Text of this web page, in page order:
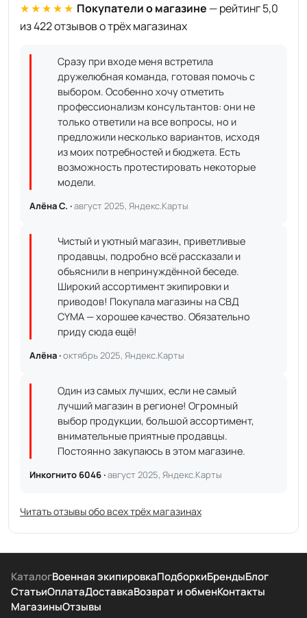
★★★★★ Покупатели о магазине — рейтинг 5,0
из 422 отзывов о трёх магазинах
Сразу при входе меня встретила
дружелюбная команда, готовая помочь с
выбором. Особенно хочу отметить
профессионализм консультантов: они не
только ответили на все вопросы, но и
предложили несколько вариантов, исходя
из моих потребностей и бюджета. Есть
возможность протестировать некоторые
модели.
Алёна С. ·август 2025, Яндекс.Карты
Чистый и уютный магазин, приветливые
продавцы, подробно всё рассказали и
объяснили в непринуждённой беседе.
Широкий ассортимент экипировки и
приводов! Покупала магазины на СВД
CYMA — хорошее качество. Обязательно
приду сюда ещё!
Алёна ·октябрь 2025, Яндекс.Карты
Один из самых лучших, если не самый
лучший магазин в регионе! Огромный
выбор продукции, большой ассортимент,
внимательные приятные продавцы.
Постоянно закупаюсь в этом магазине.
Инкогнито 6046 ·август 2025, Яндекс.Карты
Читать отзывы обо всех трёх магазинах
КаталогВоенная экипировкаПодборкиБрендыБлог
СтатьиОплатаДоставкаВозврат и обменКонтакты
МагазиныОтзывы